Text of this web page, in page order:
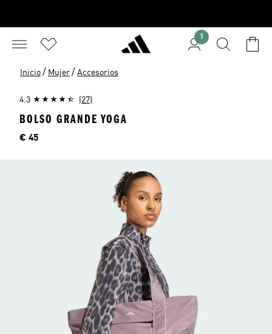
1
Inicio / Mujer / Accesorios
4.3 (27)
BOLSO GRANDE YOGA
Precio
€ 45